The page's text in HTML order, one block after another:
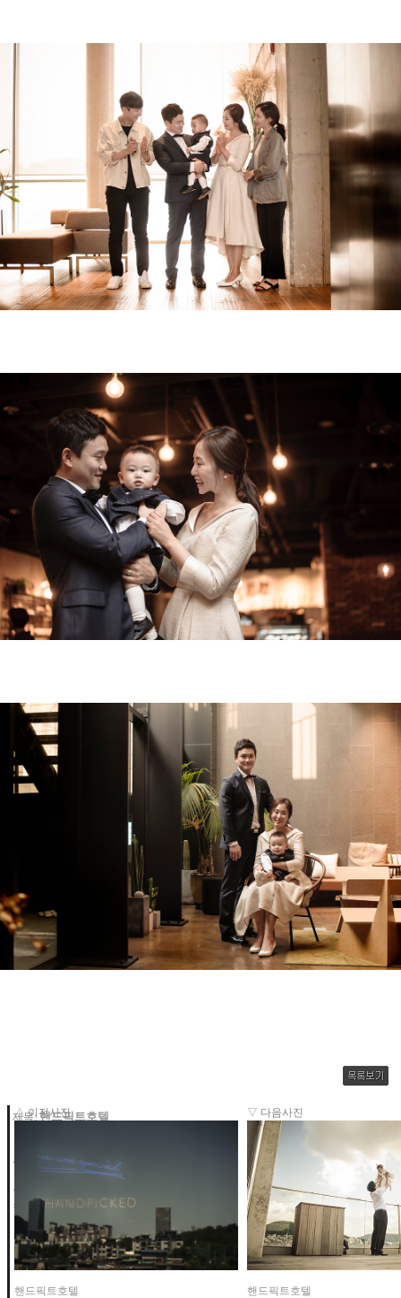
제목: 핸드픽트호텔
사진가:The Vivian *http://www.viviansnap.in
등록일: 2019-03-10 11:22
조회수: 344
△ 이전사진
핸드픽트호텔
▽ 다음사진
핸드픽트호텔